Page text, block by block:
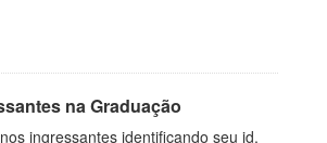
na Graduação
ingressantes identificando seu id,